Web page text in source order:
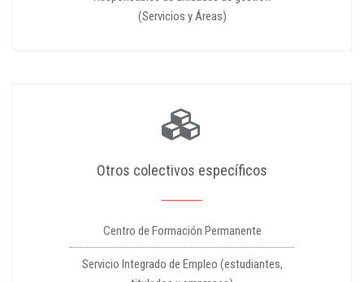
(Servicios y Áreas)
Otros colectivos específicos
Centro de Formación Permanente
Servicio Integrado de Empleo (estudiantes,